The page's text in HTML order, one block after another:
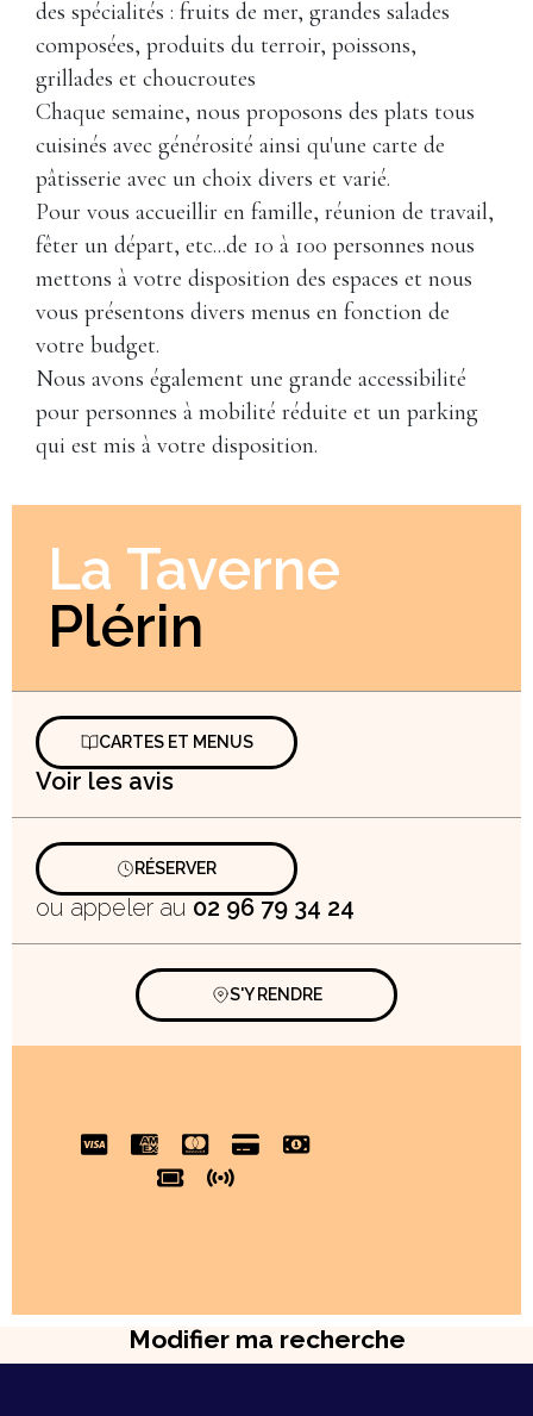
des spécialités : fruits de mer, grandes salades
composées, produits du terroir, poissons,
grillades et choucroutes
Chaque semaine, nous proposons des plats tous
cuisinés avec générosité ainsi qu'une carte de
pâtisserie avec un choix divers et varié.
Pour vous accueillir en famille, réunion de travail,
fêter un départ, etc...de 10 à 100 personnes nous
mettons à votre disposition des espaces et nous
vous présentons divers menus en fonction de
votre budget.
Nous avons également une grande accessibilité
pour personnes à mobilité réduite et un parking
qui est mis à votre disposition.
La Taverne
Plérin
CARTES ET MENUS
Voir les avis
RÉSERVER
ou appeler au 02 96 79 34 24
S'Y RENDRE
Modifier ma recherche